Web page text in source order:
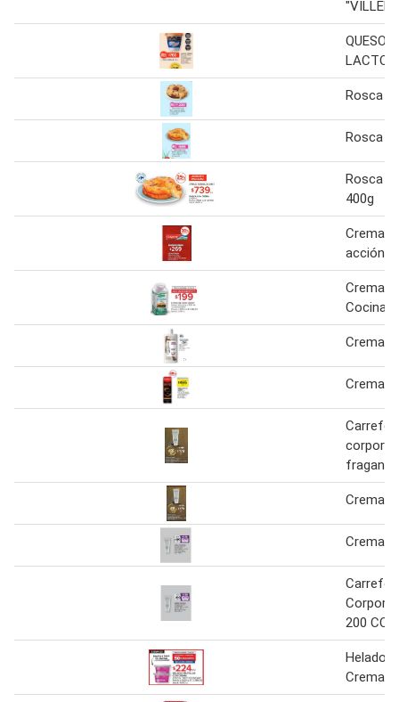
QUESO
Rosca
Rosca
Rosca
400g
Crema
acción
Crema
Cocinar
Crema
Crema
corporal
Crema
Crema
200 CC
Helado
Crema